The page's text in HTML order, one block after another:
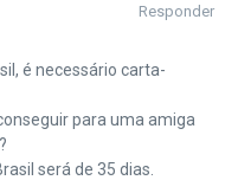
Responder
é necessário carta-
para uma amiga
será de 35 dias.